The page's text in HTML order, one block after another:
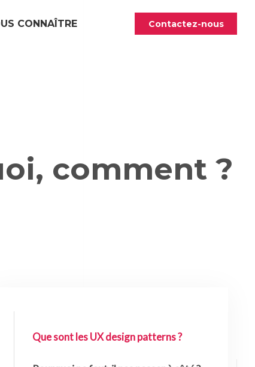
CONNAÎTRE Contactez-nous
comment ?
Que sont les UX design patterns ?